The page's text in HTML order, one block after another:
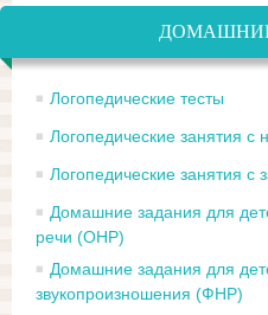
Логопедические тесты
Логопедические занятия
Логопедические занятия
Домашние задания для
речи (ОНР)
Домашние задания для
звукопроизношения (ФНР)